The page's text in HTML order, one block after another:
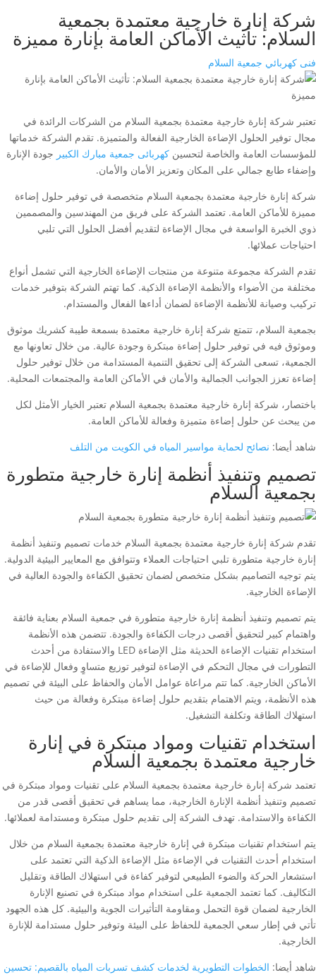
شركة إنارة خارجية معتمدة بجمعية
السلام: تأثيث الأماكن العامة بإنارة مميزة
فنى كهربائي جمعية السلام
تعتبر شركة إنارة خارجية معتمدة بجمعية السلام من الشركات الرائدة في
مجال توفير الحلول الإضاءة الخارجية الفعالة والمتميزة. تقدم الشركة خدماتها
للمؤسسات العامة والخاصة لتحسين كهربائى جمعية مبارك الكبير جودة الإنارة
وإضفاء طابع جمالي على المكان وتعزيز الأمان والأمان.
شركة إنارة خارجية معتمدة بجمعية السلام متخصصة في توفير حلول إضاءة
مميزة للأماكن العامة. تعتمد الشركة على فريق من المهندسين والمصممين
ذوي الخبرة الواسعة في مجال الإضاءة لتقديم أفضل الحلول التي تلبي
احتياجات عملائها.
تقدم الشركة مجموعة متنوعة من منتجات الإضاءة الخارجية التي تشمل أنواع
مختلفة من الأضواء والأنظمة الإضاءة الذكية. كما تهتم الشركة بتوفير خدمات
تركيب وصيانة للأنظمة الإضاءة لضمان أداءها الفعال والمستدام.
بجمعية السلام، تتمتع شركة إنارة خارجية معتمدة بسمعة طيبة كشريك موثوق
وموثوق فيه في توفير حلول إضاءة مبتكرة وجودة عالية. من خلال تعاونها مع
الجمعية، تسعى الشركة إلى تحقيق التنمية المستدامة من خلال توفير حلول
إضاءة تعزز الجوانب الجمالية والأمان في الأماكن العامة والمجتمعات المحلية.
باختصار، شركة إنارة خارجية معتمدة بجمعية السلام تعتبر الخيار الأمثل لكل
من يبحث عن حلول إضاءة متميزة وفعالة للأماكن العامة.
شاهد أيضا: نصائح لحماية مواسير المياه في الكويت من التلف
تصميم وتنفيذ أنظمة إنارة خارجية متطورة
بجمعية السلام
تقدم شركة إنارة خارجية معتمدة بجمعية السلام خدمات تصميم وتنفيذ أنظمة
إنارة خارجية متطورة تلبي احتياجات العملاء وتتوافق مع المعايير البيئية الدولية.
يتم توجيه التصاميم بشكل متخصص لضمان تحقيق الكفاءة والجودة العالية في
الإضاءة الخارجية.
يتم تصميم وتنفيذ أنظمة إنارة خارجية متطورة في جمعية السلام بعناية فائقة
واهتمام كبير لتحقيق أقصى درجات الكفاءة والجودة. تتضمن هذه الأنظمة
استخدام تقنيات الإضاءة الحديثة مثل الإضاءة LED والاستفادة من أحدث
التطورات في مجال التحكم في الإضاءة لتوفير توزيع متساوٍ وفعال للإضاءة في
الأماكن الخارجية. كما تتم مراعاة عوامل الأمان والحفاظ على البيئة في تصميم
هذه الأنظمة، ويتم الاهتمام بتقديم حلول إضاءة مبتكرة وفعالة من حيث
استهلاك الطاقة وتكلفة التشغيل.
استخدام تقنيات ومواد مبتكرة في إنارة
خارجية معتمدة بجمعية السلام
تعتمد شركة إنارة خارجية معتمدة بجمعية السلام على تقنيات ومواد مبتكرة في
تصميم وتنفيذ أنظمة الإنارة الخارجية، مما يساهم في تحقيق أقصى قدر من
الكفاءة والاستدامة. تهدف الشركة إلى تقديم حلول مبتكرة ومستدامة لعملائها.
يتم استخدام تقنيات مبتكرة في إنارة خارجية معتمدة بجمعية السلام من خلال
استخدام أحدث التقنيات في الإضاءة مثل الإضاءة الذكية التي تعتمد على
استشعار الحركة والضوء الطبيعي لتوفير كفاءة في استهلاك الطاقة وتقليل
التكاليف. كما تعتمد الجمعية على استخدام مواد مبتكرة في تصنيع الإنارة
الخارجية لضمان قوة التحمل ومقاومة التأثيرات الجوية والبيئية. كل هذه الجهود
تأتي في إطار سعي الجمعية للحفاظ على البيئة وتوفير حلول مستدامة للإنارة
الخارجية.
شاهد أيضا: الخطوات التطويرية لخدمات كشف تسربات المياه بالقصيم: تحسين